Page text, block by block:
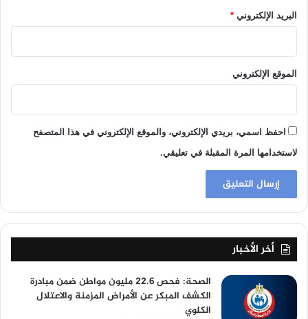
البريد الإلكتروني *
الموقع الإلكتروني
احفظ اسمي، بريدي الإلكتروني، والموقع الإلكتروني في هذا المتصفح
لاستخدامها المرة المقبلة في تعليقي.
أخر الأخبار
الصحة: فحص 22.6 مليون مواطن ضمن مبادرة
الكشف المبكر عن الأمراض المزمنة والاعتلال
الكلوي